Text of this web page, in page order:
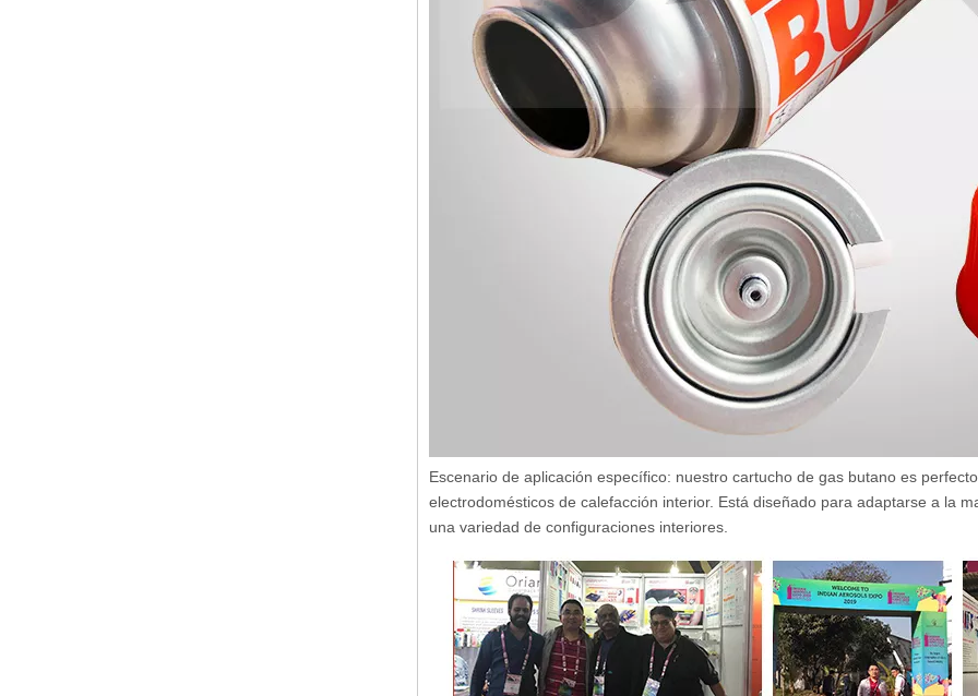
Escenario de aplicación específico: nuestro cartucho de gas butano es
electrodomésticos de calefacción interior. Está diseñado para adaptarse a la
una variedad de configuraciones interiores.